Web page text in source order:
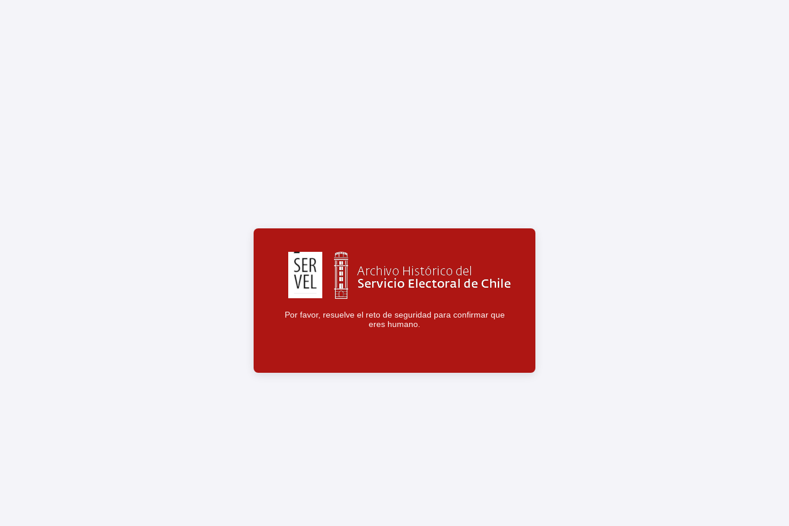
Por favor, resuelve el reto de seguridad para confirmar que
eres humano.